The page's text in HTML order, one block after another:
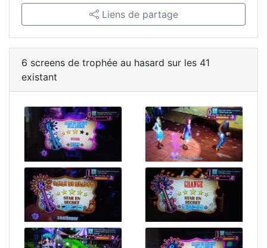
Liens de partage
6 screens de trophée au hasard sur les 41
existant